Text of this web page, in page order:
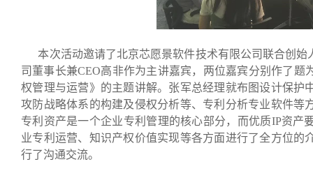
本次活动邀请了北京芯愿景软件技术有限公司联合创始
司董事长兼CEO高非作为主讲嘉宾，两位嘉宾分别作了
权管理与运营》的主题讲解。张军总经理就布图设计保护
攻防战略体系的构建及侵权分析等、专利分析专业软件等
专利资产是一个企业专利管理的核心部分，而优质IP资
业专利运营、知识产权价值实现等各方面进行了全方位
行了沟通交流。